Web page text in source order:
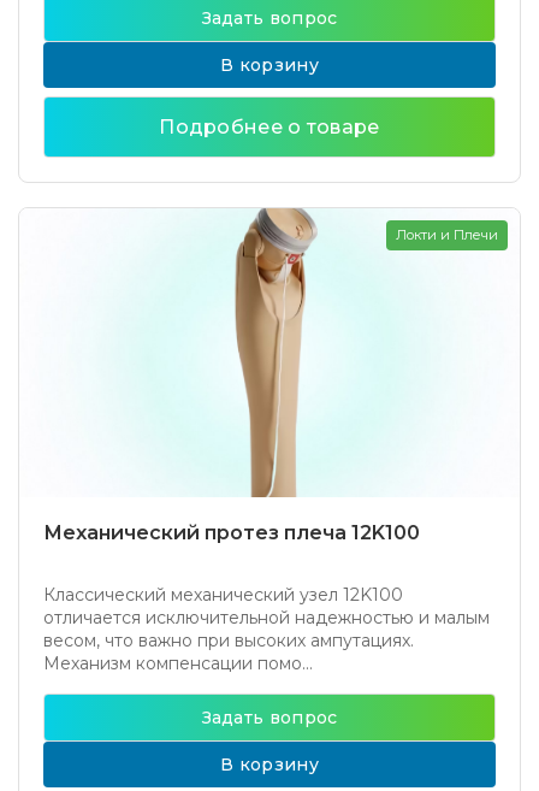
Задать вопрос
В корзину
Подробнее о товаре
Механический протез плеча 12K100
Классический механический узел 12K100
отличается исключительной надежностью и малым
весом, что важно при высоких ампутациях.
Механизм компенсации помо...
Локти и Плечи
Задать вопрос
В корзину